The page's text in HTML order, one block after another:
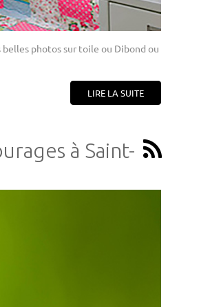
belles photos sur toile ou Dibond ou
LIRE LA SUITE
à Saint-